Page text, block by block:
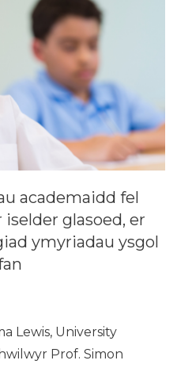
academaidd fel
glasoed, er
ymyriadau ysgol
Lewis, University
Prof. Simon